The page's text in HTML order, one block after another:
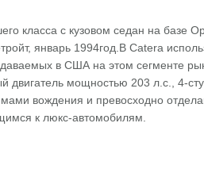
класса с кузовом седан на базе
январь 1994год.В Catera
в США на этом сегменте
двигатель мощностью 203 л.с., 4-
вождения и превосходно
к люкс-автомобилям.